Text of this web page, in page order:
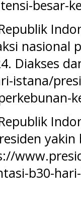
besar-
nasional
Diakses
istana/
b30-